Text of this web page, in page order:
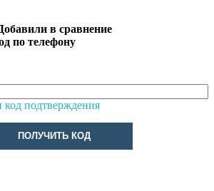
в сравнение
по телефону
код подтверждения
ПОЛУЧИТЬ КОД